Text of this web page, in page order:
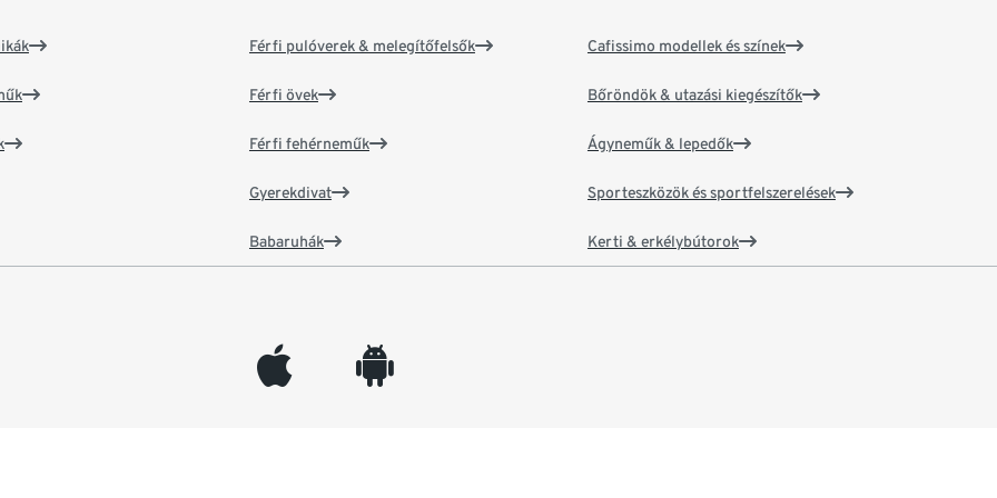
Férfi pulóverek & melegítőfelsők
Férfi övek
Férfi fehérneműk
Gyerekdivat
Babaruhák
Cafissimo modellek és színek
Bőröndök & utazási kiegészítők
Ágyneműk & lepedők
Sporteszközök és sportfelszerelések
Kerti & erkélybútorok
appleinc android